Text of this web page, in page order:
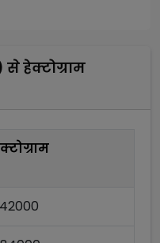
सेहेक्टोग्राम